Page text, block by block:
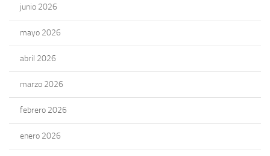
junio 2026
mayo 2026
abril 2026
marzo 2026
febrero 2026
enero 2026